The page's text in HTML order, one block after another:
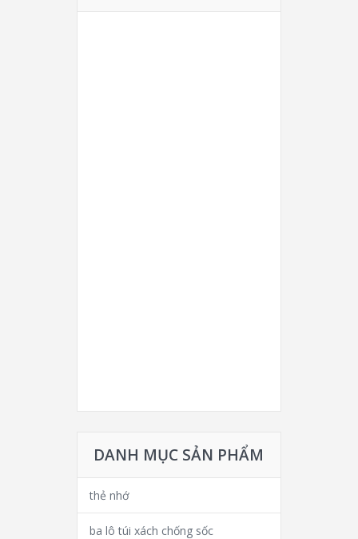
DANH MỤC SẢN PHẨM
thẻ nhớ
ba lô túi xách chống sốc